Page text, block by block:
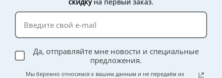
эффективности.
Да, отправляйте мне новости и специальные
предложения.
Мы бережно относимся к вашим данным и не передаём их